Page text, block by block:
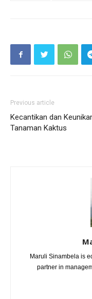
Previous article
Kecantikan dan
Tanaman Kaktus
Maruli Sinambela is
partner in